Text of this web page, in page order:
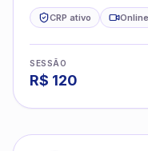
CRP ativo Online
SESSÃO
R$ 120